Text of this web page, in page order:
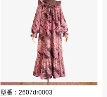
型番： 2607dr0003